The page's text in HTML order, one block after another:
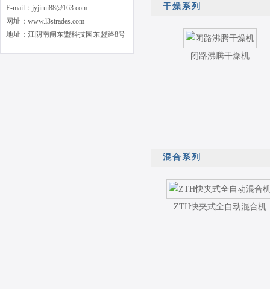
E-mail：jyjirui88@163.com
网址：www.l3strades.com
地址：江阴南闸东盟科技园东盟路8号
干燥系列
闭路沸腾干燥机
混合系列
ZTH快夹式全自动混合机